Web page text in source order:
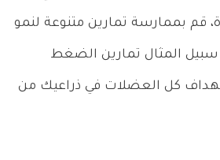
قم بممارسة تمارين متنوعة لنمو
المثال تمارين الضغط
كل العضلات في ذراعيك من